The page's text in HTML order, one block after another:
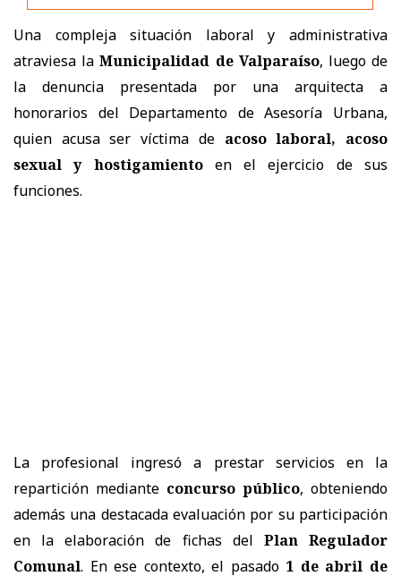
Una compleja situación laboral y administrativa
atraviesa laMunicipalidad de Valparaíso, luego de
la denuncia presentada por una arquitecta a
honorarios del Departamento de Asesoría Urbana,
quien acusa ser víctima de acoso laboral, acoso
sexual y hostigamientoen el ejercicio de sus
funciones.
La profesional ingresó a prestar servicios en la
repartición mediante concurso público, obteniendo
además una destacada evaluación por su participación
en la elaboración de fichas del Plan Regulador
Comunal. En ese contexto, el pasado 1 de abril de